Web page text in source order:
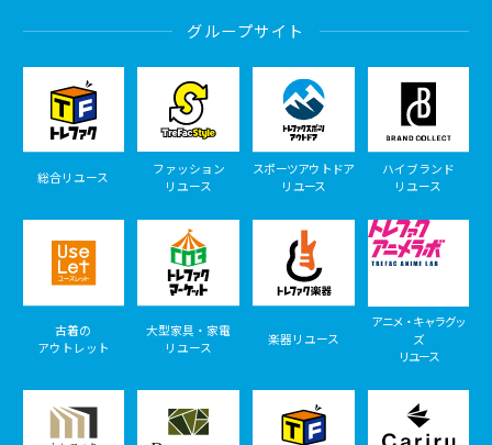
グループサイト
総合リユース
ファッション
リユース
スポーツアウトドア
リユース
ハイブランド
リユース
古着の
アウトレット
大型家具・家電
リユース
楽器リユース
アニメ・キャラグッ
ズ
リユース